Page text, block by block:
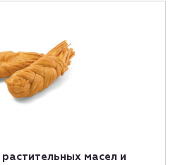
масел и